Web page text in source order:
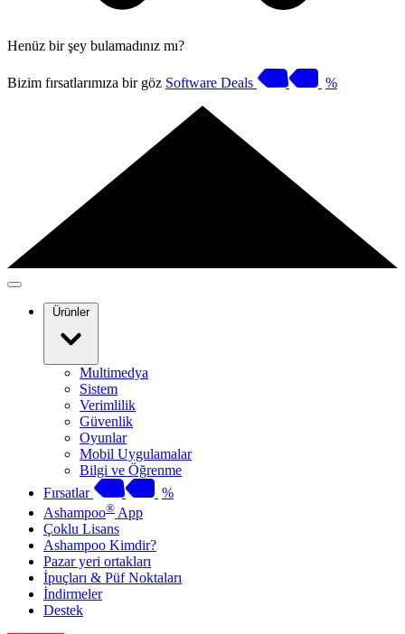
Henüz bir şey bulamadınız mı?
Bizim fırsatlarımıza bir göz Software Deals %
Ürünler
Multimedya
Sistem
Verimlilik
Güvenlik
Oyunlar
Mobil Uygulamalar
Bilgi ve Öğrenme
Fırsatlar
%
Ashampoo® App
Çoklu Lisans
Ashampoo Kimdir?
Pazar yeri ortakları
İpuçları & Püf Noktaları
İndirmeler
Destek